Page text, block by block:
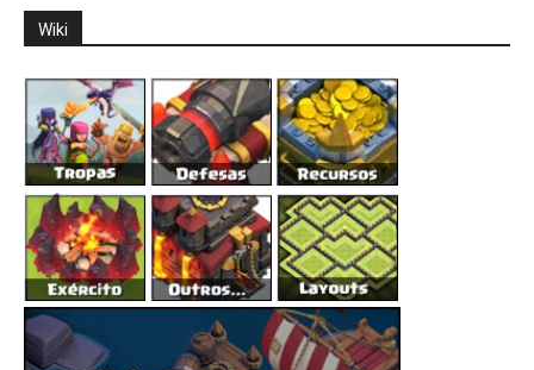
Wiki